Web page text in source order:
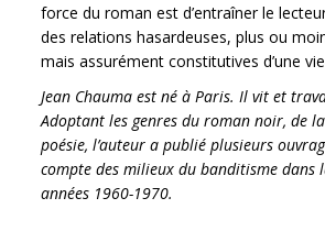
force du roman est d’entraîner le
des relations hasardeuses, plus ou
mais assurément constitutives d’une
Jean Chauma est né à Paris. Il vit et
Adoptant les genres du roman noir, de
poésie, l’auteur a publié plusieurs
compte des milieux du banditisme dans
années 1960-1970.